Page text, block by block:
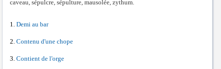
caveau, sépulcre, sépulture, mausolée, zythum.
Demi au bar
Contenu d'une chope
Contient de l'orge